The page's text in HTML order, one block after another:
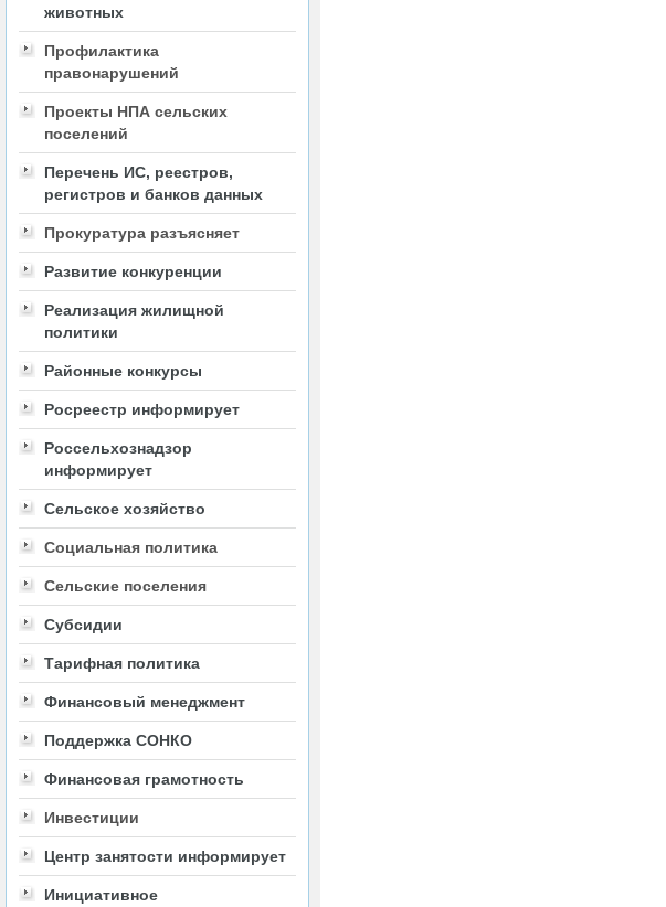
животных
Профилактика
правонарушений
Проекты НПА сельских
поселений
Перечень ИС, реестров,
регистров и банков данных
Прокуратура разъясняет
Развитие конкуренции
Реализация жилищной
политики
Районные конкурсы
Росреестр информирует
Россельхознадзор
информирует
Сельское хозяйство
Социальная политика
Сельские поселения
Субсидии
Тарифная политика
Финансовый менеджмент
Поддержка СОНКО
Финансовая грамотность
Инвестиции
Центр занятости информирует
Инициативное